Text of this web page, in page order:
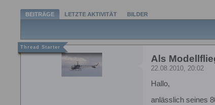
BEITRÄGE LETZTE AKTIVITÄT BILDER
Als
22.08.2010, 20:02
Hallo,
anlässlich seines